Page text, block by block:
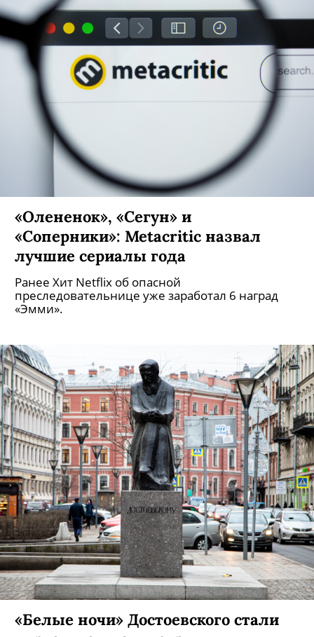
«Олененок», «Сегун» и
«Соперники»: Metacritic назвал
лучшие сериалы года
Ранее Хит Netflix об опасной
преследовательнице уже заработал 6 наград
«Эмми».
«Белые ночи» Достоевского стали